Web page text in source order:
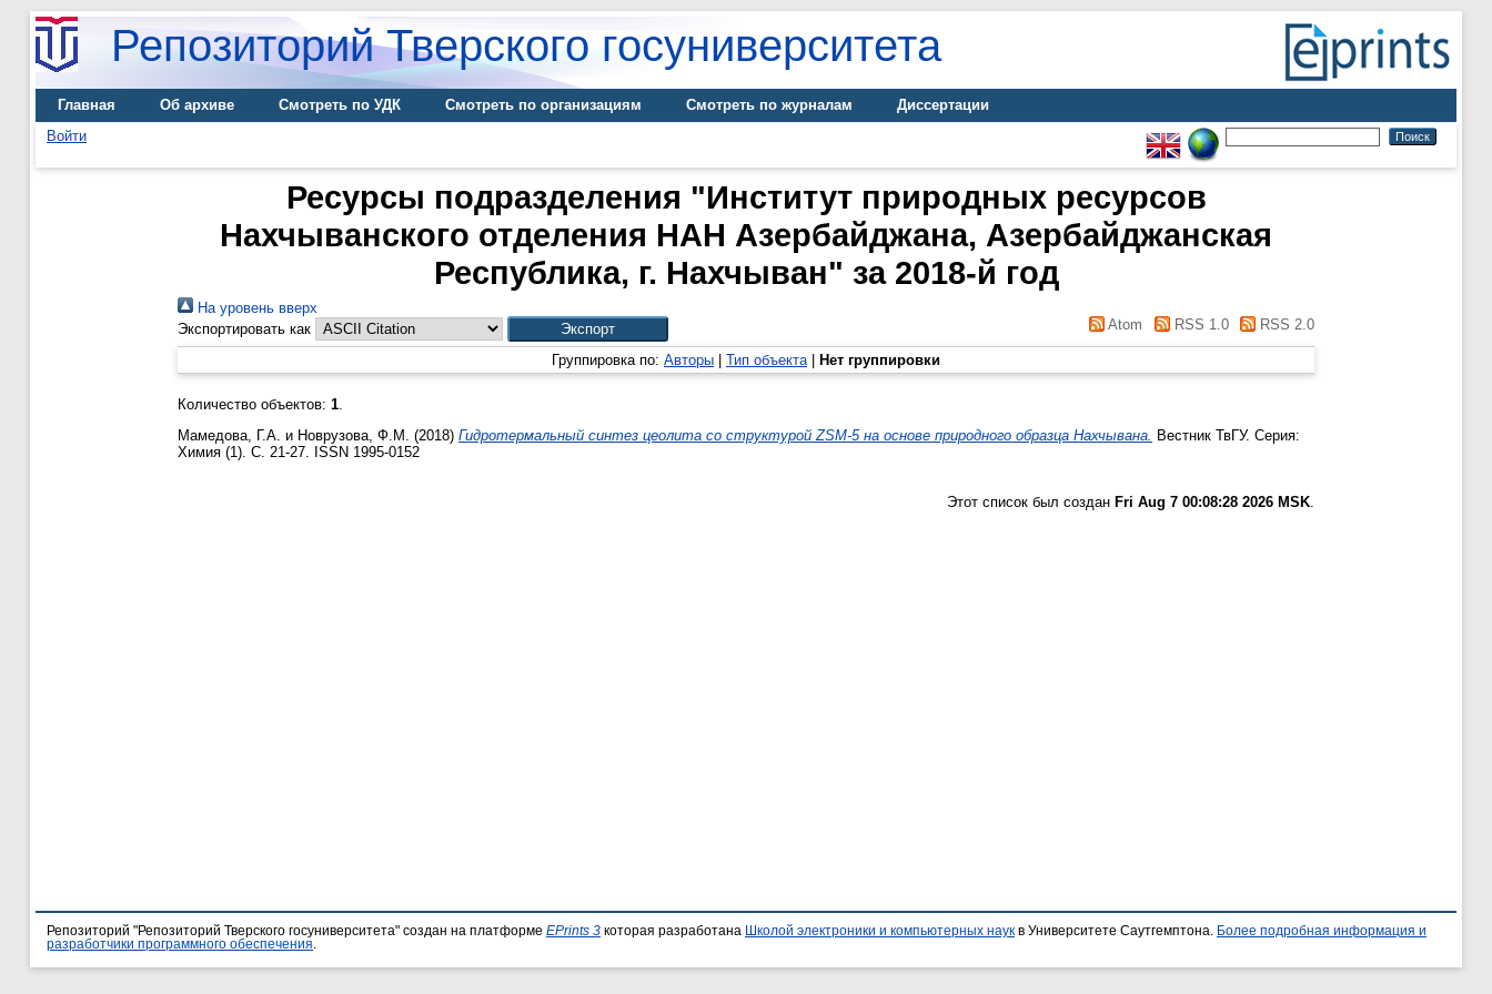
Репозиторий Тверского госуниверситета
Главная Об архиве Смотреть по УДК Смотреть по организациям Смотреть по журналам
Диссертации
Войти
Ресурсы подразделения "Институт природных ресурсов
Нахчыванского отделения НАН Азербайджана, Азербайджанская
Республика, г. Нахчыван" за 2018-й год
На уровень вверх
Экспортировать как
Atom RSS 1.0 RSS 2.0
Группировка по: Авторы Тип объекта| Нет группировки
Количество объектов: 1.
Мамедова, Г.А. и Новрузова, Ф.М. (2018) Гидротермальный синтез цеолита со структурой ZSM-5 на основе природного образца Нахчывана.
Вестник ТвГУ. Серия:
Химия (1). С. 21-27. ISSN 1995-0152
Этот список был создан Fri Aug 7 00:08:28 2026 MSK
Репозиторий "Репозиторий Тверского госуниверситета" создан на платформе EPrints 3 которая разработана Школой электроники и компьютерных наук в Университете Саутгемптона.
Более подробная информация и
разработчики программного обеспечения